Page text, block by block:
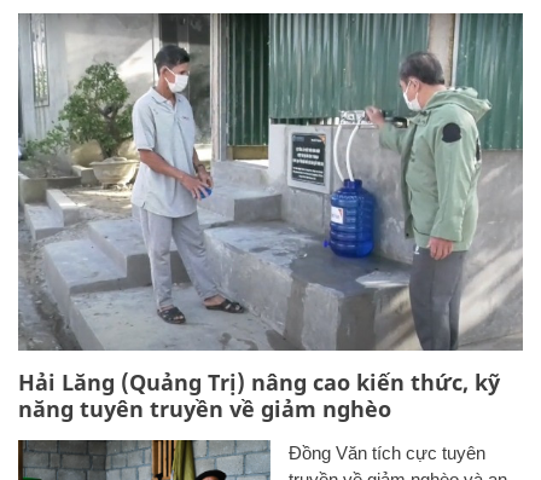
Hải Lăng (Quảng Trị) nâng cao kiến thức, kỹ
năng tuyên truyền về giảm nghèo
Đồng Văn tích cực tuyên